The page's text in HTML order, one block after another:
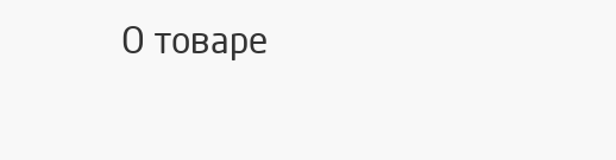
О товаре